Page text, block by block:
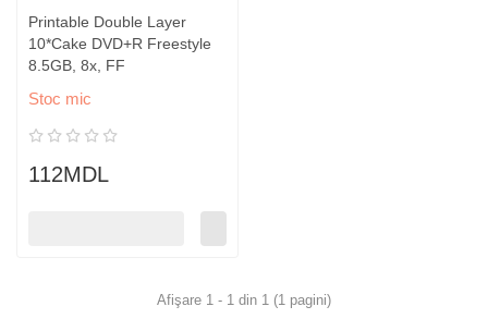
Printable Double Layer
10*Cake DVD+R Freestyle
8.5GB, 8x, FF
Stoc mic
112MDL
Afişare 1 - 1 din 1 (1 pagini)